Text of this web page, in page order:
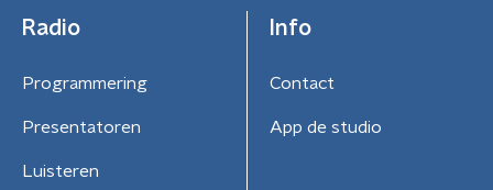
Radio
Programmering
Presentatoren
Luisteren
Info
Contact
App de studio